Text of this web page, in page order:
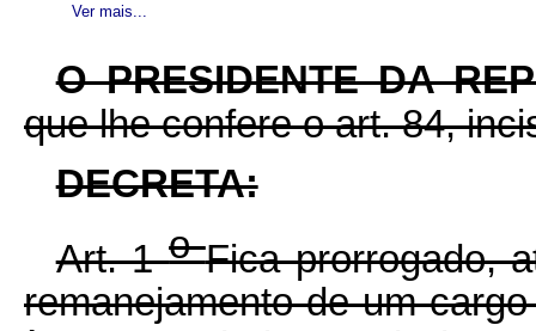
Ver mais...
O PRESIDENTE DA
que lhe confere o art. 84,
DECRETA:
Art. 1oFica prorrogado,
remanejamento de um